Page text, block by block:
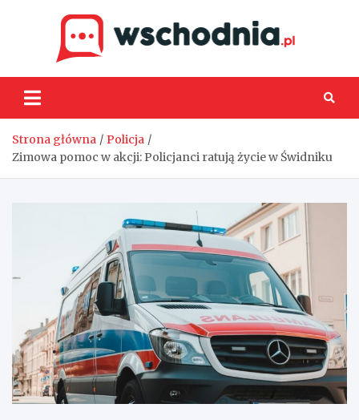
Strona główna
Policja
Zimowa pomoc w akcji: Policjanci ratują życie w Świdniku